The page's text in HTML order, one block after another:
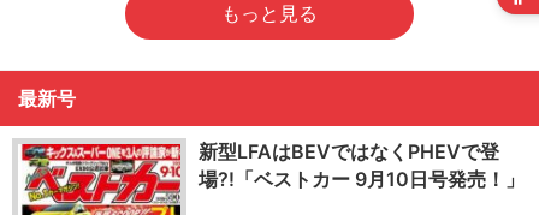
もっと見る
最新号
新型LFAはBEVではなくPHEVで登
場?!「ベストカー 9月10日号発売！」